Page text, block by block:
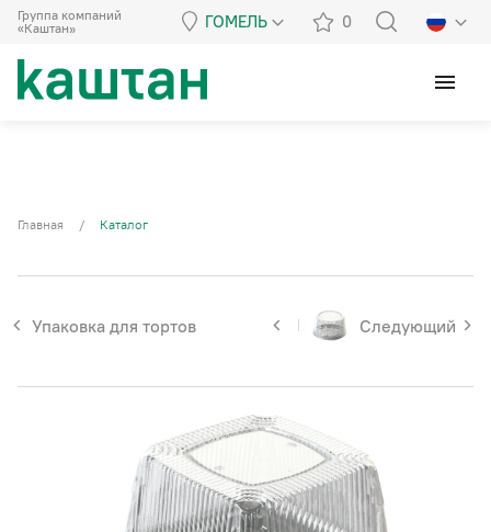
Группа компаний
«Каштан»
ГОМЕЛЬ 0
menu
Главная / Каталог
Упаковка для тортов Следующий